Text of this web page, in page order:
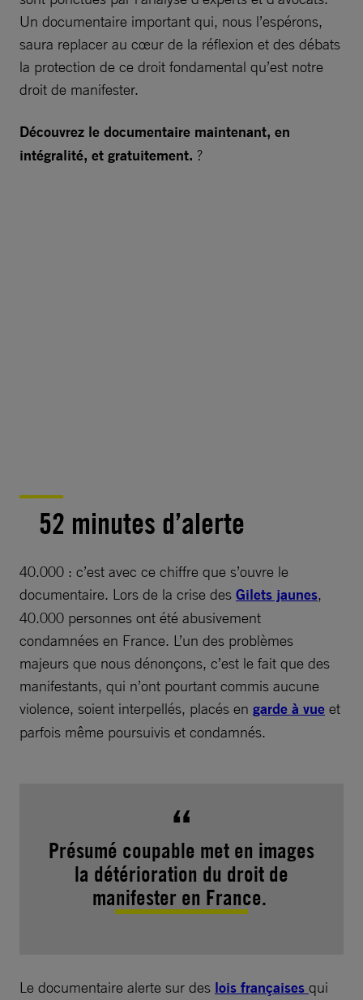
Un documentaire important qui, nous l’espérons,
saura replacer au cœur de la réflexion et des débats
la protection de ce droit fondamental qu’est notre
droit de manifester.
Découvrez le documentaire maintenant, en
intégralité, et gratuitement. ?
52 minutes d’alerte
40.000 : c’est avec ce chiffre que s’ouvre le
documentaire. Lors de la crise des Gilets jaunes,
40.000 personnes ont été abusivement
condamnées en France. L’un des problèmes
majeurs que nous dénonçons, c’est le fait que des
manifestants, qui n’ont pourtant commis aucune
violence, soient interpellés, placés en garde à vue et
parfois même poursuivis et condamnés.
Présumé coupable met en images
la détérioration du droit de
manifester en France.
Le documentaire alerte sur des lois françaises qui